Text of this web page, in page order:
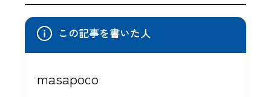
この記事を書いた人
masapoco